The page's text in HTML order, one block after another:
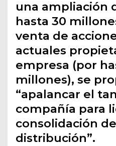
una ampliación
hasta 30
venta de
actuales
empresa (por
millones), se
“apalancar el
compañía para
consolidación
distribución”.